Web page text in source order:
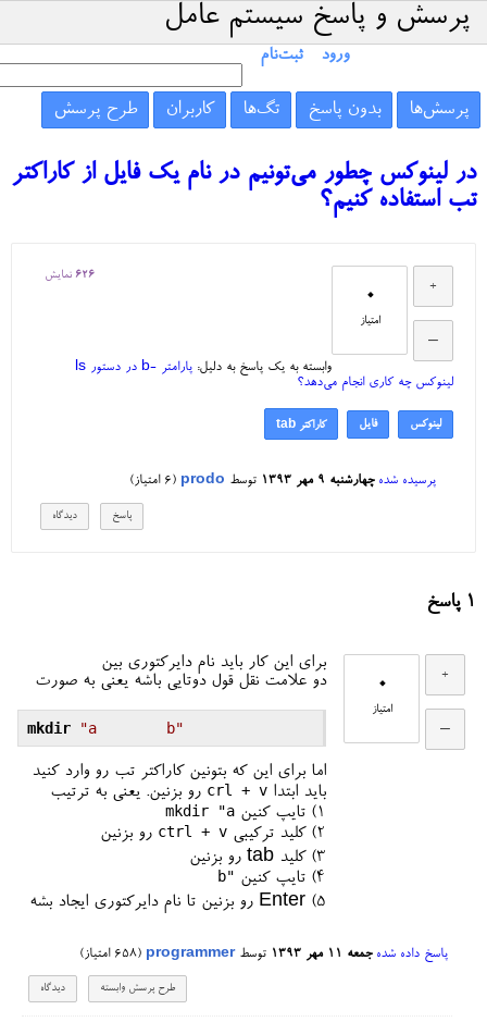
پرسش و پاسخ سیستم عامل
ورود ثبت‌نام
پرسش‌ها بدون پاسخ تگ‌ها کاربران طرح پرسش
در لینوکس چطور می‌تونیم در نام یک فایل از کاراکتر
تب استفاده کنیم؟
0
امتیاز
626 نمایش
وابسته به یک پاسخ به دلیل:
پارامتر -b در دستور ls
لینوکس چه کاری انجام می‌دهد؟
لینوکس فایل کاراکتر tab
پرسیده شده چهارشنبه ۹ مهر ۱۳۹۳ توسط prodo
(
6 امتیاز)
1 پاسخ
0
امتیاز
برای این کار باید نام دایرکتوری بین
دو علامت نقل قول دوتایی باشه یعنی به صورت
mkdir "a	b"
اما برای این که بتونین کاراکتر تب رو وارد کنید
باید ابتدا crl + v رو بزنین. یعنی به ترتیب
۱) تایپ کنین
mkdir "a
۲) کلید ترکیبی ctrl + v رو بزنین
۳) کلید tab رو بزنین
۴) تایپ کنین
b"
۵) Enter رو بزنین تا نام دایرکتوری ایجاد بشه
پاسخ داده شده جمعه ۱۱ مهر ۱۳۹۳ توسطprogrammer
(
658 امتیاز)